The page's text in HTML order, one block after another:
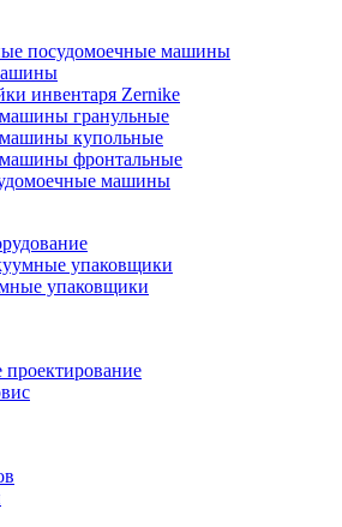
посудомоечные машины
инвентаря Zernike
гранульные
купольные
фронтальные
машины
упаковщики
упаковщики
проектирование